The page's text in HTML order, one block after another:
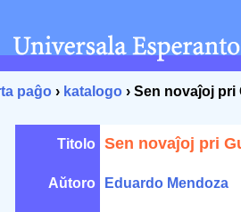
paĝo › katalogo › Sen novaĵoj pri
Titolo Sen novaĵoj pri
Aŭtoro Eduardo Mendoza